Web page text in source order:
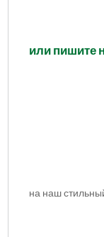
или пишите
на наш